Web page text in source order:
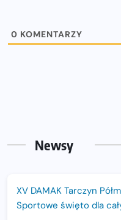
0 KOMENTARZY
Newsy
XV DAMAK Tarczyn
Sportowe święto dla